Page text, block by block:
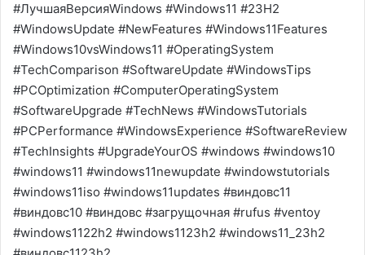
#ЛучшаяВерсияWindows #Windows11 #23H2
#WindowsUpdate #NewFeatures #Windows11Features
#Windows10vsWindows11 #OperatingSystem
#TechComparison #SoftwareUpdate #WindowsTips
#PCOptimization #ComputerOperatingSystem
#SoftwareUpgrade #TechNews #WindowsTutorials
#PCPerformance #WindowsExperience #SoftwareReview
#TechInsights #UpgradeYourOS #windows #windows10
#windows11 #windows11newupdate #windowstutorials
#windows11iso #windows11updates #виндовс11
#виндовс10 #виндовс #загрущочная #rufus #ventoy
#windows1122h2 #windows1123h2 #windows11_23h2